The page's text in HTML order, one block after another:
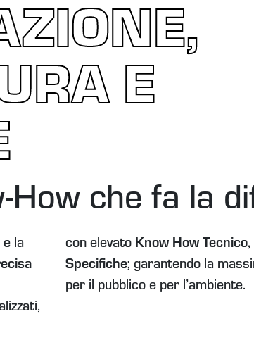
E
che fa la
la
con elevato Know How
Specifiche; garantendo la
per il pubblico e per l’ambiente.